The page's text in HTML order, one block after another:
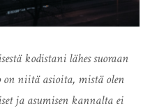
kodistani lähes suoraan
niitä asioita, mistä olen
ja asumisen kannalta ei